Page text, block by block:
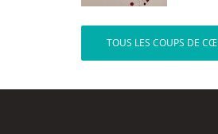
TOUS LES COUPS DE